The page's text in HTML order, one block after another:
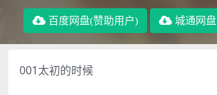
百度网盘(赞助用户) 城通网盘
001太初的时候